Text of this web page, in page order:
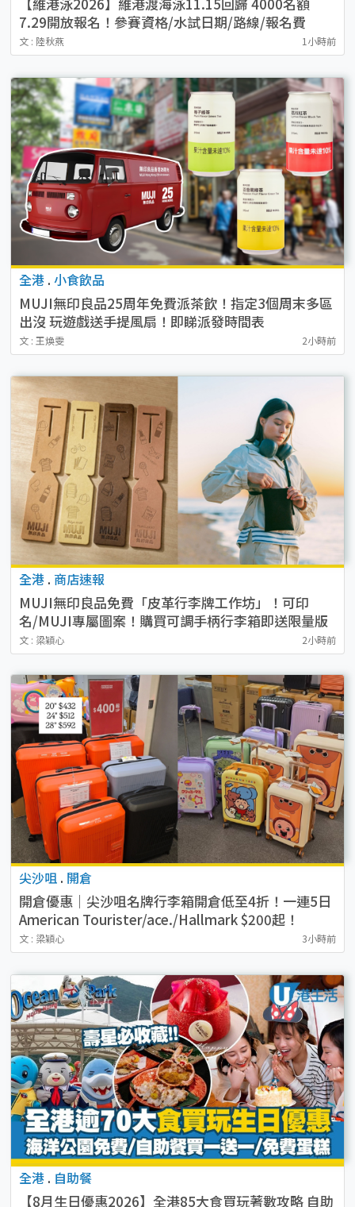
7.29開放報名！參賽資格/水試日期/路線/報名費
文 : 陸秋燕 1小時前
全港 . 小食飲品
MUJI無印良品25周年免費派茶飲！指定3個周末多區
出沒 玩遊戲送手提風扇！即睇派發時間表
文 : 王煥雯 2小時前
全港 . 商店速報
MUJI無印良品免費「皮革行李牌工作坊」！可印
名/MUJI專屬圖案！購買可調手柄行李箱即送限量版
貼紙
文 : 梁穎心 2小時前
尖沙咀 . 開倉
開倉優惠｜尖沙咀名牌行李箱開倉低至4折！一連5日
American Tourister/ace./Hallmark $200起！
文 : 梁穎心 3小時前
全港 . 自助餐
【8月生日優惠2026】全港85大食買玩著數攻略 自助